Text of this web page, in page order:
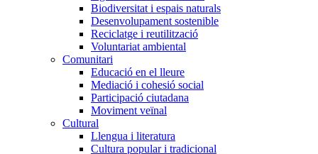
Biodiversitat i espais naturals
Desenvolupament sostenible
Reciclatge i reutilització
Voluntariat ambiental
Comunitari
Educació en el lleure
Mediació i cohesió social
Participació ciutadana
Moviment veïnal
Cultural
Llengua i literatura
Cultura popular i tradicional